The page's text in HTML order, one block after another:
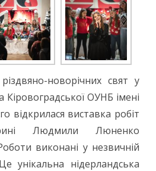
новорічних свят у
Кіровоградської ОУНБ імені
відкрилася виставка робіт
Людмили Люненко
виконані у незвичній
унікальна нідерландська